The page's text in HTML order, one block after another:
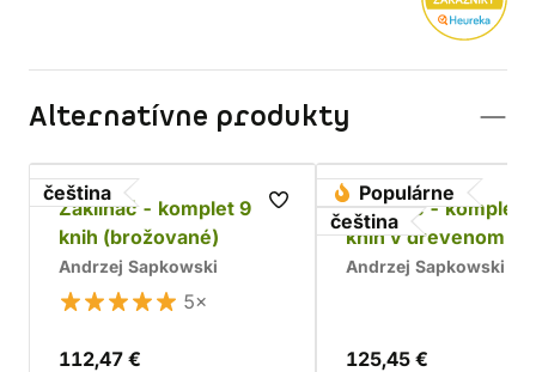
Alternatívne produkty
čeština
Zaklínač - komplet 9
knih (brožované)
Andrzej Sapkowski
5×
112,47 €
Populárne
čeština
Zaklínač - komplet
kníh v drevenom
Chrám
Andrzej Sapkowski
125,45 €